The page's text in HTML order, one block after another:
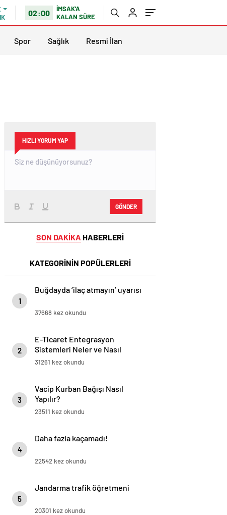
02:00
İMSAK'A
KALAN SÜRE
Spor Sağlık Resmi İlan
HIZLI YORUM YAP
GÖNDER
SON DAKİKA HABERLERİ
KATEGORİNİN POPÜLERLERİ
1
Buğdayda ‘ilaç atmayın’ uyarısı
37668 kez okundu
2
E-Ticaret Entegrasyon
Sistemleri Neler ve Nasıl
Yapılır?
31261 kez okundu
3
Vacip Kurban Bağışı Nasıl
Yapılır?
23511 kez okundu
4
Daha fazla kaçamadı!
22542 kez okundu
5
Jandarma trafik öğretmeni
20301 kez okundu